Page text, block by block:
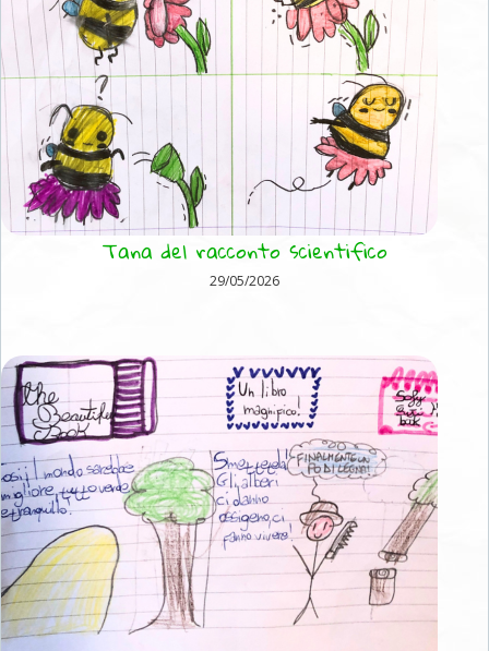
Tana del racconto scientifico
29/05/2026